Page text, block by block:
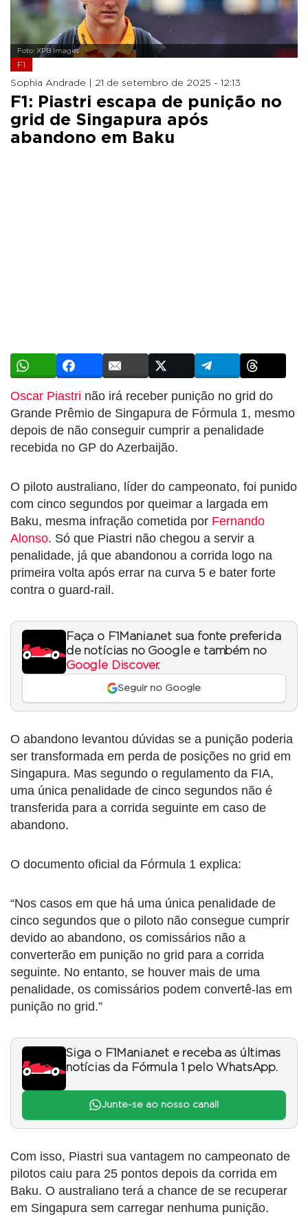
Foto: XPB Images
F1
Sophia Andrade | 21 de setembro de 2025 - 12:13
F1: Piastri escapa de punição no
grid de Singapura após
abandono em Baku
Oscar Piastri não irá receber punição no grid do
Grande Prêmio de Singapura de Fórmula 1, mesmo
depois de não conseguir cumprir a penalidade
recebida no GP do Azerbaijão.
O piloto australiano, líder do campeonato, foi punido
com cinco segundos por queimar a largada em
Baku, mesma infração cometida por Fernando
Alonso. Só que Piastri não chegou a servir a
penalidade, já que abandonou a corrida logo na
primeira volta após errar na curva 5 e bater forte
contra o guard-rail.
Faça o F1Mania.net sua fonte preferida
de notícias no Google e também no
Google Discover.
Seguir no Google
O abandono levantou dúvidas se a punição poderia
ser transformada em perda de posições no grid em
Singapura. Mas segundo o regulamento da FIA,
uma única penalidade de cinco segundos não é
transferida para a corrida seguinte em caso de
abandono.
O documento oficial da Fórmula 1 explica:
“Nos casos em que há uma única penalidade de
cinco segundos que o piloto não consegue cumprir
devido ao abandono, os comissários não a
converterão em punição no grid para a corrida
seguinte. No entanto, se houver mais de uma
penalidade, os comissários podem convertê-las em
punição no grid.”
Siga o F1Mania.net e receba as últimas
notícias da Fórmula 1 pelo WhatsApp.
Junte-se ao nosso canal!
Com isso, Piastri sua vantagem no campeonato de
pilotos caiu para 25 pontos depois da corrida em
Baku. O australiano terá a chance de se recuperar
em Singapura sem carregar nenhuma punição.